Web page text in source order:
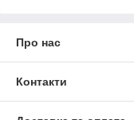
Про нас
Контакти